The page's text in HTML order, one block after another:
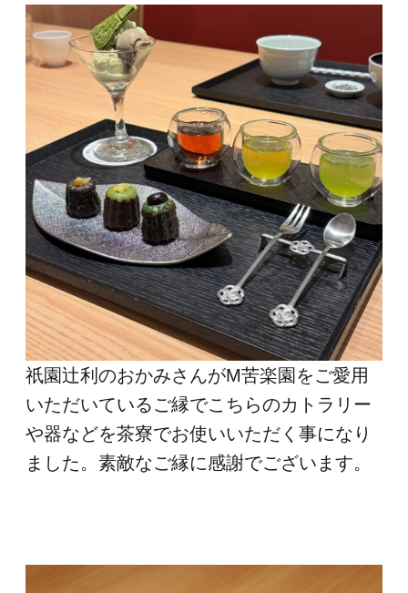
祇園辻利のおかみさんがM苦楽園をご愛用
いただいているご縁でこちらのカトラリー
や器などを茶寮でお使いいただく事になり
ました。素敵なご縁に感謝でございます。